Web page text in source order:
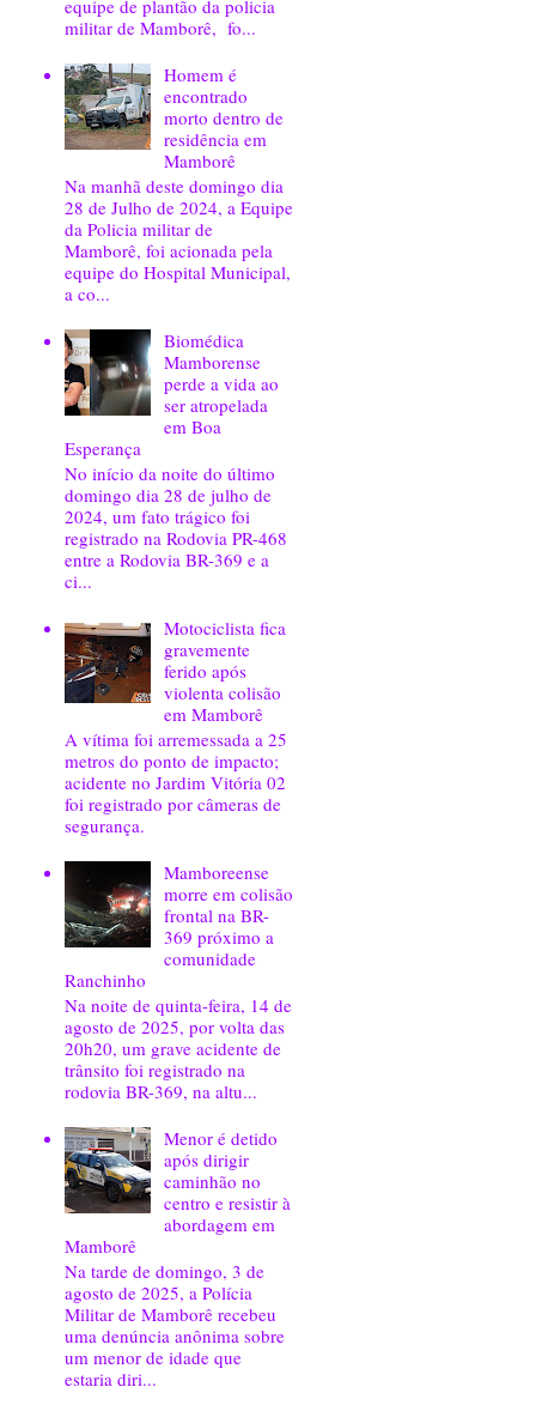
equipe de plantão da policia
militar de Mamborê, fo...
Homem é
encontrado
morto dentro de
residência em
Mamborê
Na manhã deste domingo dia
28 de Julho de 2024, a Equipe
da Policia militar de
Mamborê, foi acionada pela
equipe do Hospital Municipal,
a co...
Biomédica
Mamborense
perde a vida ao
ser atropelada
em Boa
Esperança
No início da noite do último
domingo dia 28 de julho de
2024, um fato trágico foi
registrado na Rodovia PR-468
entre a Rodovia BR-369 e a
ci...
Motociclista fica
gravemente
ferido após
violenta colisão
em Mamborê
A vítima foi arremessada a 25
metros do ponto de impacto;
acidente no Jardim Vitória 02
foi registrado por câmeras de
segurança.
Mamboreense
morre em colisão
frontal na BR-
369 próximo a
comunidade
Ranchinho
Na noite de quinta-feira, 14 de
agosto de 2025, por volta das
20h20, um grave acidente de
trânsito foi registrado na
rodovia BR-369, na altu...
Menor é detido
após dirigir
caminhão no
centro e resistir à
abordagem em
Mamborê
Na tarde de domingo, 3 de
agosto de 2025, a Polícia
Militar de Mamborê recebeu
uma denúncia anônima sobre
um menor de idade que
estaria diri...